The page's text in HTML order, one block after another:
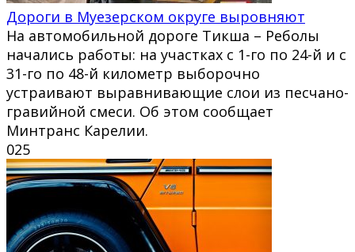
Дороги в Муезерском округе выровняют
На автомобильной дороге Тикша – Реболы
начались работы: на участках с 1-го по 24-й и с
31-го по 48-й километр выборочно
устраивают выравнивающие слои из песчано-
гравийной смеси. Об этом сообщает
Минтранс Карелии.
025